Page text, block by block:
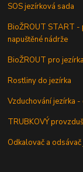
SOS jezírková sada
BioŽROUT START -
napuštěné nádrže
BioŽROUT pro
Rostliny do jezírka
Vzduchování jezírka -
TRUBKOVÝ
Odkalovač a